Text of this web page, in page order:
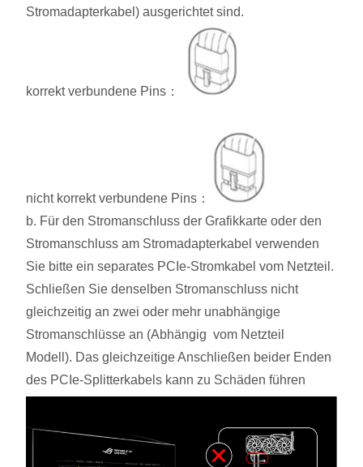
Stromadapterkabel) ausgerichtet sind.
korrekt verbundene Pins：
nicht korrekt verbundene Pins：
b. Für den Stromanschluss der Grafikkarte oder den
Stromanschluss am Stromadapterkabel verwenden
Sie bitte ein separates PCIe-Stromkabel vom Netzteil.
Schließen Sie denselben Stromanschluss nicht
gleichzeitig an zwei oder mehr unabhängige
Stromanschlüsse an (Abhängig vom Netzteil
Modell). Das gleichzeitige Anschließen beider Enden
des PCIe-Splitterkabels kann zu Schäden führen